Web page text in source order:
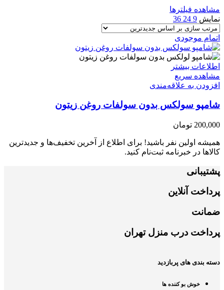
مشاهده فیلترها
نمایش 9
24
36
اتمام موجودی
اطلاعات بیشتر
مشاهده سریع
افزودن به علاقه‌مندی
شامپو سولکس بدون سولفات روغن زیتون
200,000 تومان
همیشه اولین نفر باشید! برای اطلاع از آخرین تخفیف‌ها و جدیدترین
کالاها در خبرنامه ثبت‌نام کنید.
پشتیبانی
پرداخت آنلاین
ضمانت
پرداخت درب منزل تهران
دسته بندی های پربازدید
خوش بو کننده ها